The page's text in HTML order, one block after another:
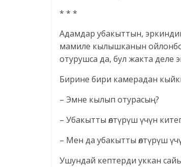
* * *
Адамдар убакыттын,
мамиле кылышканын
отурушса да, бул жакта деле
Бирине бири камерадан
– Эмне кылып отурасың?
– Убакытты өлтүрүш үчүн
– Мен да убакытты өлтүрүш
Ушундай кептерди уккан